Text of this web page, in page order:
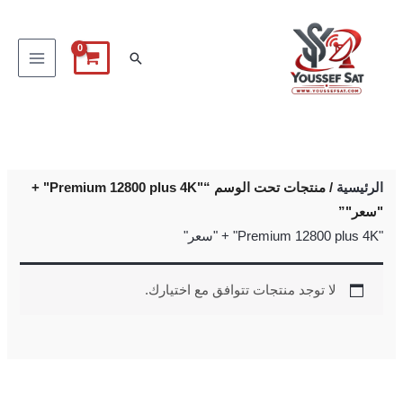
البحث
الرئيسية
/ منتجات تحت الوسم “"Premium 12800 plus 4K" +
"سعر"”
"Premium 12800 plus 4K" + "سعر"
لا توجد منتجات تتوافق مع اختيارك.